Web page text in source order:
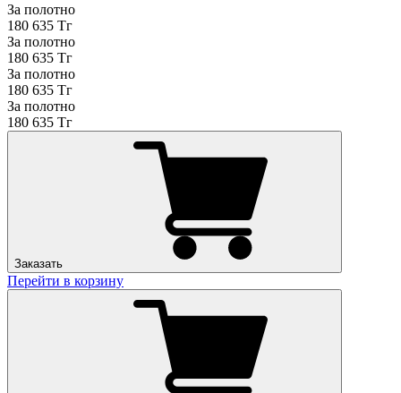
За полотно
180 635 Тг
За полотно
180 635 Тг
За полотно
180 635 Тг
За полотно
180 635 Тг
Заказать
Перейти в корзину